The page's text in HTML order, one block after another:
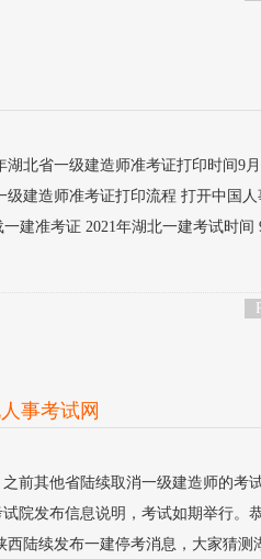
北省一级建造师准考证打印时间9
建造师准考证打印流程 打开中国
建准考证 2021年湖北一建考试时间
事考试网
前其他省陆续取消一级建造师的考
院发布信息说明，考试如期举行。
陆续发布一建停考消息，大家猜测